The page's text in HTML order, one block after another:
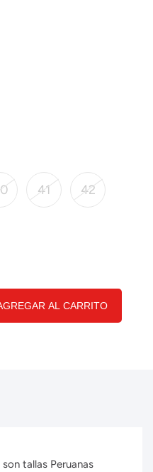
41 42
AL CARRITO
tallas Peruanas